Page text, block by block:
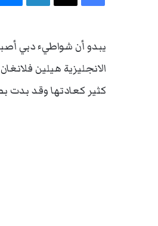
يبدو أن شواطيء دبي
الانجليزية هيلين
كثير كعادتها وقد بدت